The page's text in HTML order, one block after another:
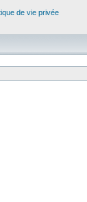
de vie privée